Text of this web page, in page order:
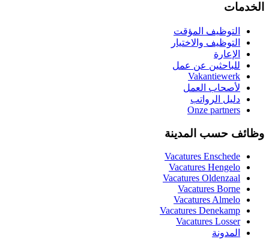
الخدمات
التوظيف المؤقت
التوظيف والاختيار
الإعارة
للباحثين عن عمل
Vakantiewerk
لأصحاب العمل
دليل الرواتب
Onze partners
وظائف حسب المدينة
Vacatures Enschede
Vacatures Hengelo
Vacatures Oldenzaal
Vacatures Borne
Vacatures Almelo
Vacatures Denekamp
Vacatures Losser
المدونة